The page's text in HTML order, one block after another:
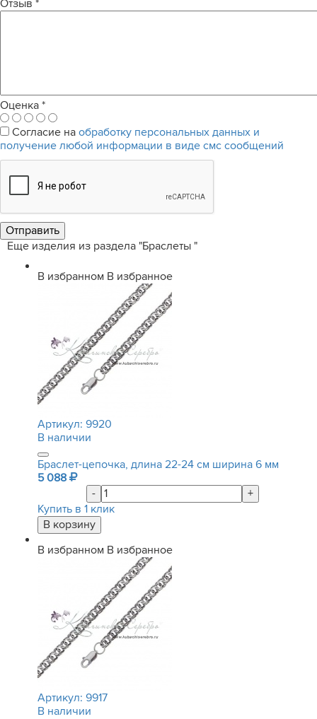
Отзыв *
Оценка *
Согласие на обработку персональных данных и
получение любой информации в виде смс сообщений
Еще изделия из раздела "Браслеты "
В избранном В избранное
Артикул: 9920
В наличии
Браслет-цепочка, длина 22-24 см ширина 6 мм
5 088
-
+
Купить в 1 клик
В избранном В избранное
Артикул: 9917
В наличии